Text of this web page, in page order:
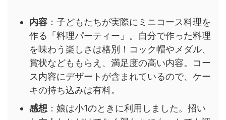
内容：子どもたちが実際にミニコース料理を
作る「料理パーティー」。自分で作った料理
を味わう楽しさは格別！コック帽やメダル、
賞状などももらえ、満足度の高い内容。コー
ス内容にデザートが含まれているので、ケー
キの持ち込みは有料。
感想：娘は小1のときに利用しました。招い